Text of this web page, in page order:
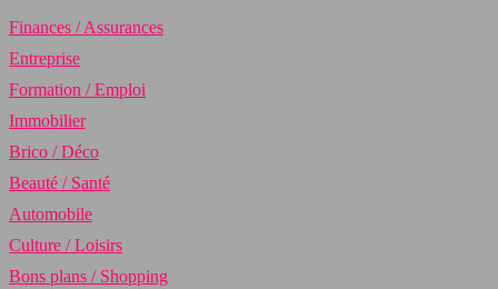
Finances / Assurances
Entreprise
Formation / Emploi
Immobilier
Brico / Déco
Beauté / Santé
Automobile
Culture / Loisirs
Bons plans / Shopping